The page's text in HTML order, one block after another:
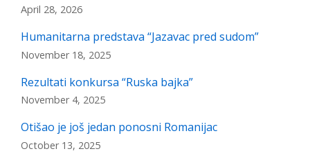
April 28, 2026
Humanitarna predstava “Jazavac pred sudom”
November 18, 2025
Rezultati konkursa “Ruska bajka”
November 4, 2025
Otišao je još jedan ponosni Romanijac
October 13, 2025